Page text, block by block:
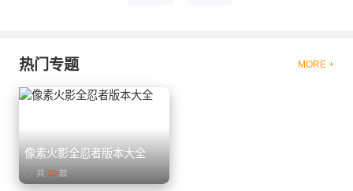
热门专题 MORE +
像素火影全忍者版本大全
共 30 款